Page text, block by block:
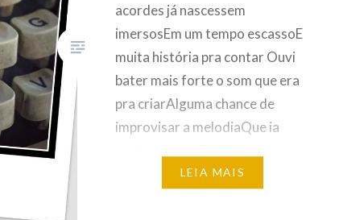
acordes já nascessem
imersosEm um tempo escassoE
muita história pra contar Ouvi
bater mais forte o som que era
pra criarAlguma chance de
improvisar a melodiaQue ia
era bom Pensar em misturar
LEIA MAIS